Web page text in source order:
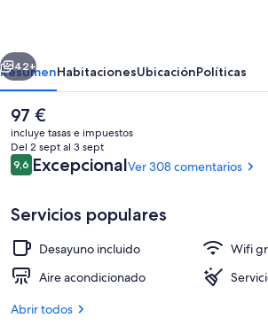
Suite
Siguiente
42+
ResumenHabitacionesUbicaciónPolíticas
El
precio
actual
es
de
97 €
incluye tasas e impuestos
Del 2 sept al 3 sept
Comentarios
9,69,6 de 10
ExcepcionalVer 308 comentarios
Servicios populares
Desayuno incluido
Wifi
Aire acondicionado
Abrir todos